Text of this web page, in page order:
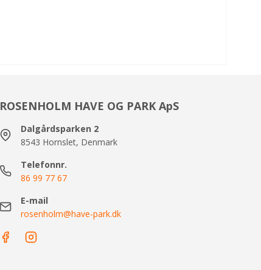
ROSENHOLM HAVE OG PARK ApS
Dalgårdsparken 2
8543 Hornslet, Denmark
Telefonnr.
86 99 77 67
E-mail
rosenholm@have-park.dk